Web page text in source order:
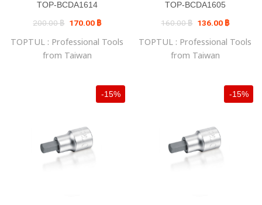
TOP-BCDA1614
200.00฿ Original
price
200.00 ฿.
170.00 ฿Current
price
170.00 ฿.
TOPTUL : Professional Tools
from Taiwan
TOP-BCDA1605
160.00฿ Original
price
160.00 ฿.
136.00 ฿Current
price
136.00 ฿.
TOPTUL : Professional Tools
from Taiwan
-15% -15%